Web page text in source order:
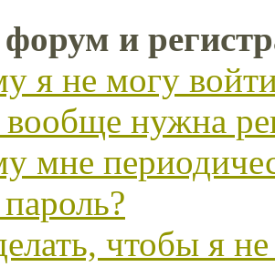
и
я не могу
нужна
мне
чтобы я